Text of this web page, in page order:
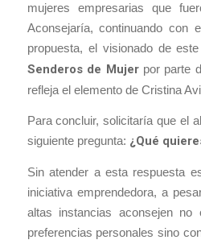
mujeres empresarias que
Aconsejaría, continuando con
propuesta, el visionado de
Senderos de Mujerpor parte
refleja el elemento de Cristina
Para concluir, solicitaría que el
siguiente pregunta: ¿Qué
Sin atender a esta respuesta
iniciativa emprendedora, a
altas instancias aconsejen no
preferencias personales sino